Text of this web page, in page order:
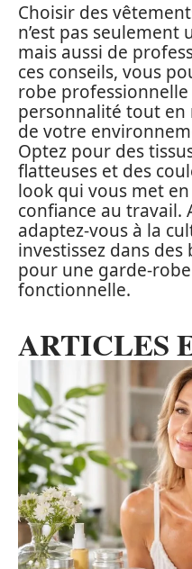
Choisir des
n’est pas
mais aussi de
ces conseils, vous
robe
personnalité tout en
de votre
Optez pour des
flatteuses et des
look qui vous met
confiance au travail.
adaptez-vous à la
investissez dans
pour une garde-
fonctionnelle.
ARTICLES